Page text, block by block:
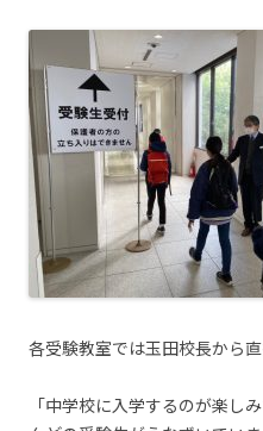
各受験教室では玉田校長から直
「中学校に入学するのが楽し